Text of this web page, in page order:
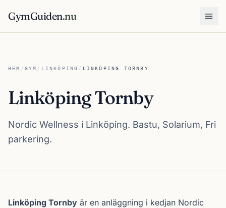
GymGuiden.nu
HEM / GYM / LINKÖPING / LINKÖPING TORNBY
Linköping Tornby
Nordic Wellness i Linköping. Bastu, Solarium, Fri
parkering.
Om Linköping Tornby
Linköping Tornby är en anläggning i kedjan Nordic